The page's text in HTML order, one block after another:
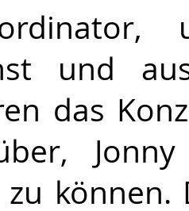
und
das
zu